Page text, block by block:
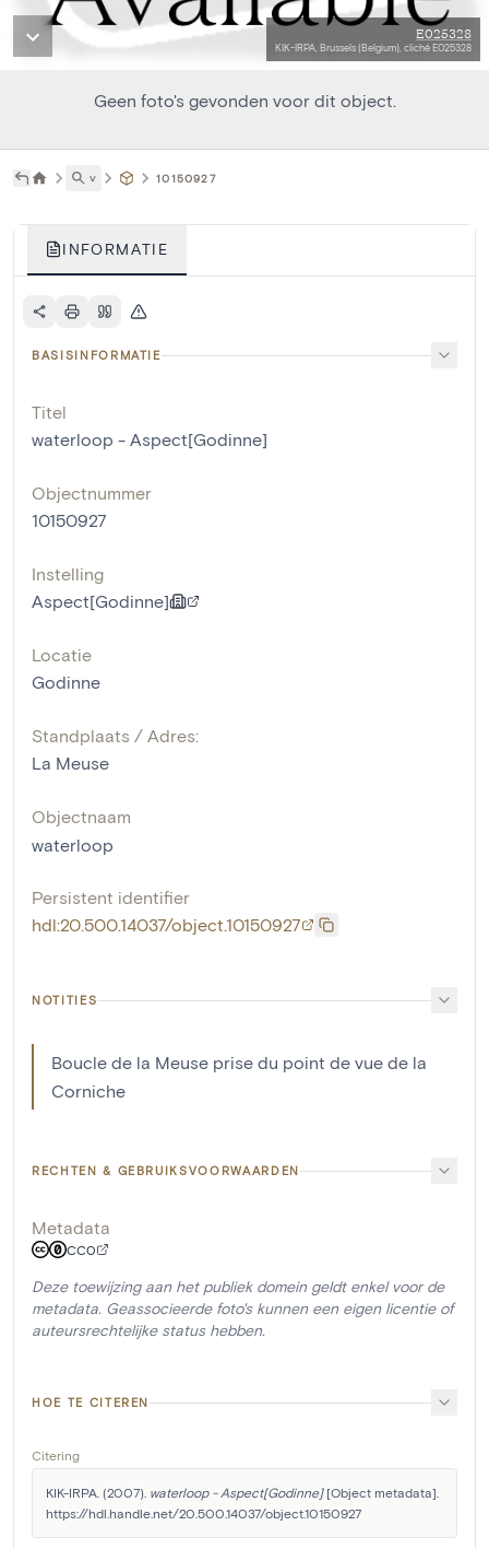
E025328
KIK-IRPA, Brussels (Belgium), cliché E025328
Geen foto's gevonden voor dit object.
˅ 10150927
INFORMATIE
BASISINFORMATIE
Titel
waterloop - Aspect[Godinne]
Objectnummer
10150927
Instelling
Aspect[Godinne]
Locatie
Godinne
Standplaats / Adres:
La Meuse
Objectnaam
waterloop
Persistent identifier
hdl:20.500.14037/object.10150927
NOTITIES
Boucle de la Meuse prise du point de vue de la
Corniche
RECHTEN & GEBRUIKSVOORWAARDEN
Metadata
CC0
Deze toewijzing aan het publiek domein geldt enkel voor de
metadata. Geassocieerde foto's kunnen een eigen licentie of
auteursrechtelijke status hebben.
HOE TE CITEREN
Citering
KIK-IRPA. (2007). waterloop - Aspect[Godinne] [Object metadata].
https://hdl.handle.net/20.500.14037/object.10150927